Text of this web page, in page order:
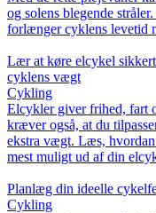
og solens blegende
forlænger cyklens levetid
Lær at køre elcykel
cyklens vægt
Cykling
Elcykler giver frihed, fart
kræver også, at du
ekstra vægt. Læs, hvordan
mest muligt ud af din
Planlæg din ideelle
Cykling